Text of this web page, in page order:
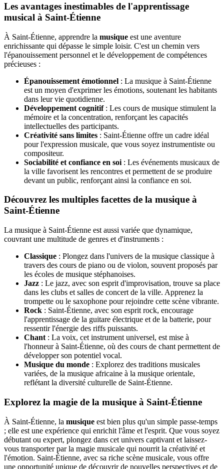
Les avantages inestimables de l'apprentissage
musical à Saint-Étienne
À Saint-Étienne, apprendre la musique est une aventure
enrichissante qui dépasse le simple loisir. C'est un chemin vers
l'épanouissement personnel et le développement de compétences
précieuses :
Épanouissement émotionnel : La musique à Saint-Étienne
est un moyen d'exprimer les émotions, soutenant les habitants
dans leur vie quotidienne.
Développement cognitif: Les cours de musique stimulent la
mémoire et la concentration, renforçant les capacités
intellectuelles des participants.
Créativité sans limites : Saint-Étienne offre un cadre idéal
pour l'expression musicale, que vous soyez instrumentiste ou
compositeur.
Sociabilité et confiance en soi : Les événements musicaux de
la ville favorisent les rencontres et permettent de se produire
devant un public, renforçant ainsi la confiance en soi.
Découvrez les multiples facettes de la musique à
Saint-Étienne
La musique à Saint-Étienne est aussi variée que dynamique,
couvrant une multitude de genres et d'instruments :
Classique : Plongez dans l'univers de la musique classique à
travers des cours de piano ou de violon, souvent proposés par
les écoles de musique stéphanoises.
Jazz : Le jazz, avec son esprit d'improvisation, trouve sa place
dans les clubs et salles de concert de la ville. Apprenez la
trompette ou le saxophone pour rejoindre cette scène vibrante.
Rock : Saint-Étienne, avec son esprit rock, encourage
l'apprentissage de la guitare électrique et de la batterie, pour
ressentir l'énergie des riffs puissants.
Chant : La voix, cet instrument universel, est mise à
l'honneur à Saint-Étienne, où des cours de chant permettent de
développer son potentiel vocal.
Musique du monde : Explorez des traditions musicales
variées, de la musique africaine à la musique orientale,
reflétant la diversité culturelle de Saint-Étienne.
Explorez la magie de la musique à Saint-Étienne
À Saint-Étienne, la musique est bien plus qu'un simple passe-temps
; elle est une expérience qui enrichit l'âme et l'esprit. Que vous soyez
débutant ou expert, plongez dans cet univers captivant et laissez-
vous transporter par la magie musicale qui nourrit la créativité et
l'émotion. Saint-Étienne, avec sa riche scène musicale, vous offre
une opportunité unique de découvrir de nouvelles perspectives et de